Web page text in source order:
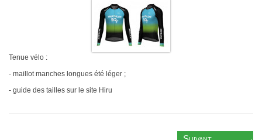
Tenue vélo :
- maillot manches longues été léger ;
- guide des tailles sur le site Hiru